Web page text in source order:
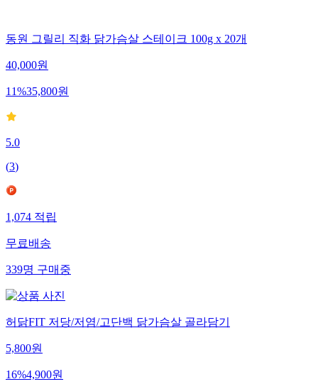
동원 그릴리 직화 닭가슴살 스테이크 100g x 20개
40,000원
11%35,800원
5.0
(3)
1,074적립
무료배송
339명구매중
허닭FIT 저당/저염/고단백 닭가슴살 골라담기
5,800원
16%4,900원